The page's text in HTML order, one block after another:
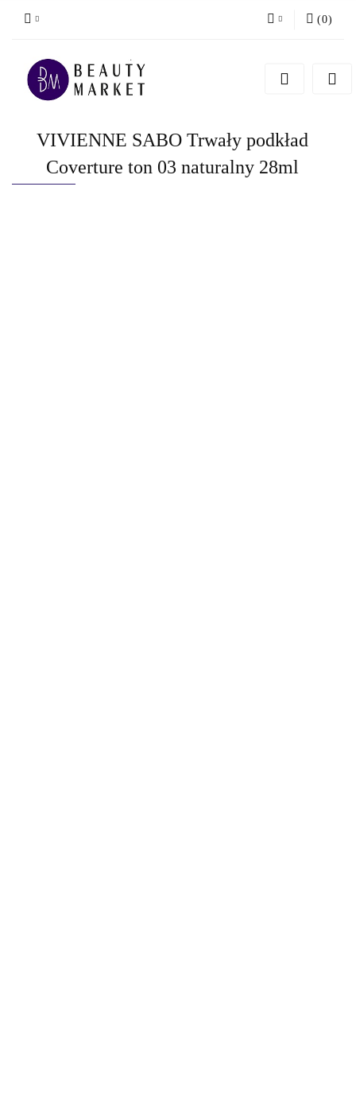
Zarejestruj się
(0)
VIVIENNE SABO Trwały podkład
Coverture ton 03 naturalny 28ml